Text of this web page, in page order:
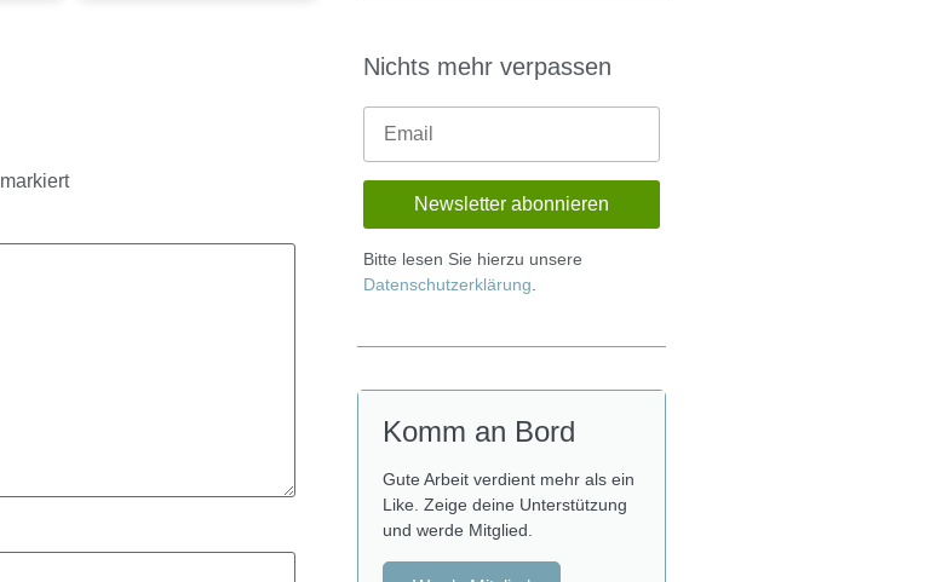
markiert
Nichts mehr verpassen
Bitte lesen Sie hierzu unsere
Datenschutzerklärung
Komm an Bord
Gute Arbeit verdient mehr als ein
Like. Zeige deine Unterstützung
und werde Mitglied.